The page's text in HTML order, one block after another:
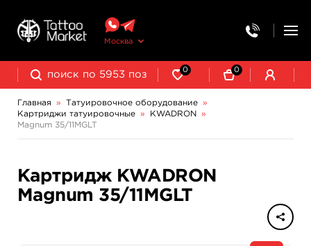
Москва
0 0
Главная » Татуировочное оборудование
»
Картриджи татуировочные
» KWADRON
»
Magnum 35/11MGLT
Картридж KWADRON
Magnum 35/11MGLT